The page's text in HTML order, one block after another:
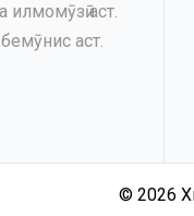
аст.
аст.
© 2026